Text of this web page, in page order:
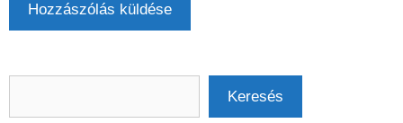
Keresés